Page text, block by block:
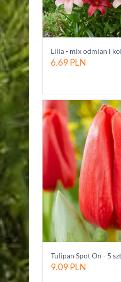
Lilia - mix odmian i
6.69PLN
Tulipan Spot On - 5
9.09PLN